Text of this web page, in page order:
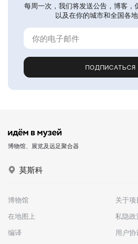
每周一次，我们将发送公告，博客，
以及在你的城市和全国各地
ПОДПИСАТЬСЯ
博物馆、展览及远足聚合器
莫斯科
博物馆
在地图上
编译
关于项
私隐政
用户协